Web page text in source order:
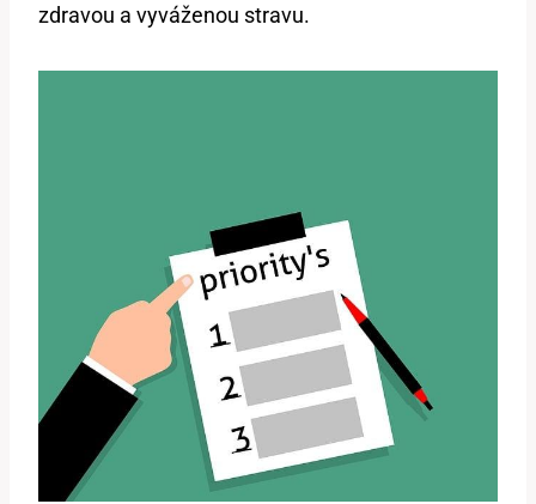
zdravou a vyváženou stravu.